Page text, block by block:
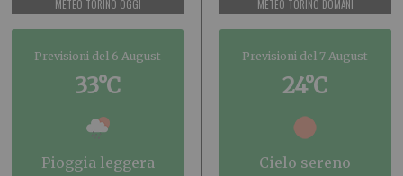
METEO TORINO OGGI
Previsioni del 6 August
33°C
pioggia leggera
METEO TORINO DOMANI
Previsioni del 7 August
24°C
cielo sereno